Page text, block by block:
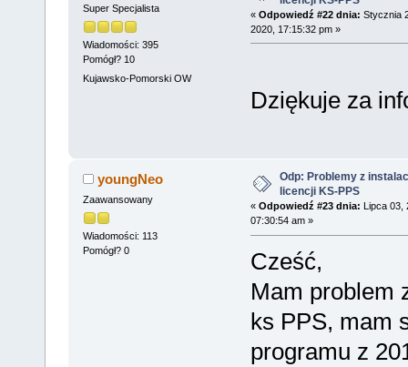
Super Specjalista
Wiadomości: 395
Pomógł? 10
Kujawsko-Pomorski OW
« Odpowiedź #22 dnia: Stycznia
2020, 17:15:32 pm »
Dziękuje za
youngNeo
Zaawansowany
Wiadomości: 113
Pomógł? 0
Odp: Problemy z
licencji KS-PPS
« Odpowiedź #23 dnia: Lipca 03,
07:30:54 am »
Cześć,
Mam problem
ks PPS, mam
programu z